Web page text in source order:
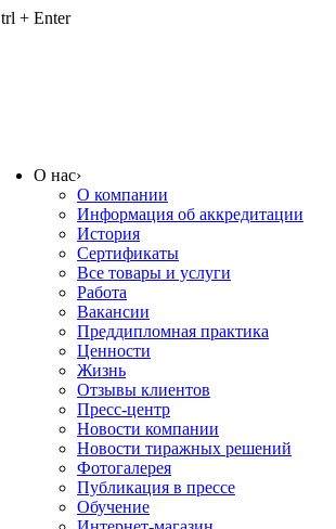
+ Enter
О нас›
О компании
Информация об аккредитации
История
Сертификаты
Все товары и услуги
Работа
Вакансии
Преддипломная практика
Ценности
Жизнь
Отзывы клиентов
Пресс-центр
Новости компании
Новости тиражных решений
Фотогалерея
Публикация в прессе
Обучение